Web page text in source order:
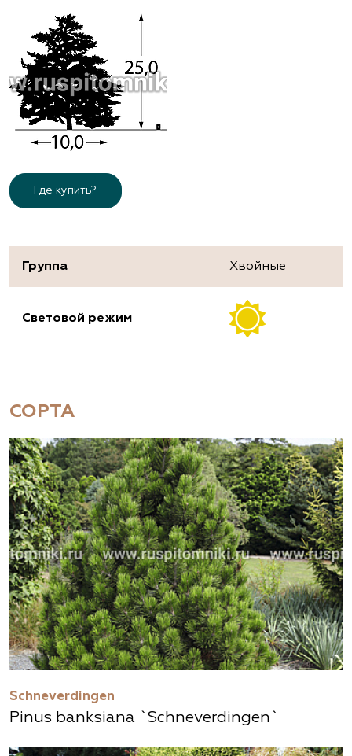
Где купить?
Группа Хвойные
Световой режим
СОРТА
Schneverdingen
Pinus banksiana `Schneverdingen`